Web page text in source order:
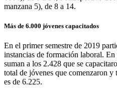
manzana 5), de 8 a 14.
Más de 6.000 jóvenes capacitados
En el primer semestre de 2019
instancias de formación laboral.
suman a los 2.428 que se
total de jóvenes que comenzaron
es de 6.225.